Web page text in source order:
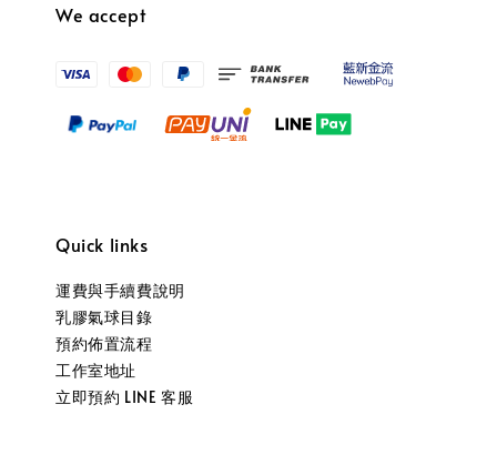
We accept
Quick links
運費與手續費說明
乳膠氣球目錄
預約佈置流程
工作室地址
立即預約 LINE 客服